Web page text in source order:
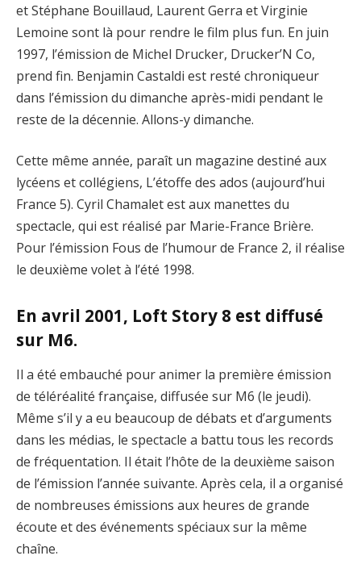
et Stéphane Bouillaud, Laurent Gerra et Virginie
Lemoine sont là pour rendre le film plus fun. En juin
1997, l’émission de Michel Drucker, Drucker’N Co,
prend fin. Benjamin Castaldi est resté chroniqueur
dans l’émission du dimanche après-midi pendant le
reste de la décennie. Allons-y dimanche.
Cette même année, paraît un magazine destiné aux
lycéens et collégiens, L’étoffe des ados (aujourd’hui
France 5). Cyril Chamalet est aux manettes du
spectacle, qui est réalisé par Marie-France Brière.
Pour l’émission Fous de l’humour de France 2, il réalise
le deuxième volet à l’été 1998.
En avril 2001, Loft Story 8 est diffusé
sur M6.
Il a été embauché pour animer la première émission
de téléréalité française, diffusée sur M6 (le jeudi).
Même s’il y a eu beaucoup de débats et d’arguments
dans les médias, le spectacle a battu tous les records
de fréquentation. Il était l’hôte de la deuxième saison
de l’émission l’année suivante. Après cela, il a organisé
de nombreuses émissions aux heures de grande
écoute et des événements spéciaux sur la même
chaîne.